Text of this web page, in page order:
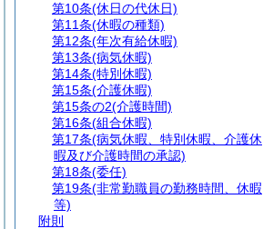
第10条(休日の代休日)
第11条(休暇の種類)
第12条(年次有給休暇)
第13条(病気休暇)
第14条(特別休暇)
第15条(介護休暇)
第15条の2(介護時間)
第16条(組合休暇)
第17条(病気休暇、特別休暇、介護休
暇及び介護時間の承認)
第18条(委任)
第19条(非常勤職員の勤務時間、休暇
等)
附則